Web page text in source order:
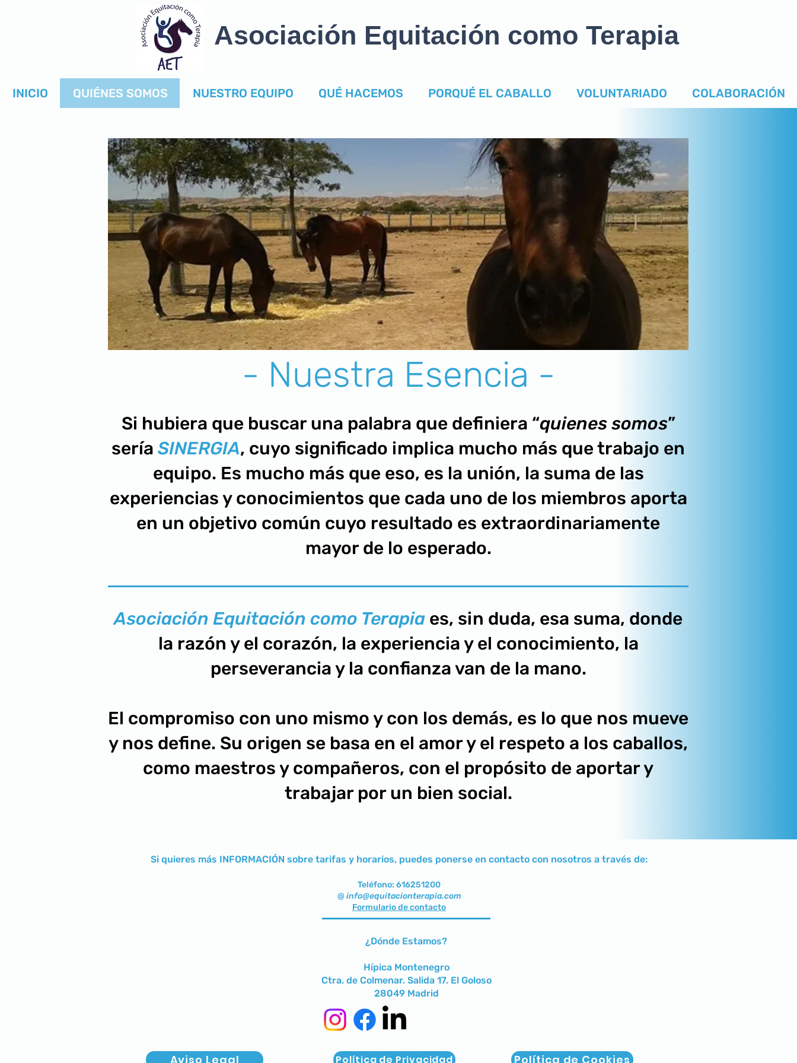
Asociación Equitación como Terapia
INICIO QUIÉNES SOMOS NUESTRO EQUIPO QUÉ HACEMOS PORQUÉ EL CABALLO VOLUNTARIADO COLABORACIÓN
- Nuestra Esencia -
Si hubiera que buscar una palabra que definiera “quienes somos”
sería SINERGIA, cuyo significado implica mucho más que trabajo en
equipo. Es mucho más que eso, es la unión, la suma de las
experiencias y conocimientos que cada uno de los miembros aporta
en un objetivo común cuyo resultado es extraordinariamente
mayor de lo esperado.
Asociación Equitación como Terapia es, sin duda, esa suma, donde
la razón y el corazón, la experiencia y el conocimiento, la
perseverancia y la confianza van de la mano.
El compromiso con uno mismo y con los demás, es lo que nos mueve
y nos define. Su origen se basa en el amor y el respeto a los caballos,
como maestros y compañeros, con el propósito de aportar y
trabajar por un bien social.
Si quieres más INFORMACIÓN sobre tarifas y horarios, puedes ponerse en contacto con nosotros a través de:
Teléfono: 616251200
@ info@equitacionterapia.com
Formulario de contacto
¿Dónde Estamos?
Hípica Montenegro
Ctra. de Colmenar. Salida 17. El Goloso
28049 Madrid
Aviso Legal Política de Privacidad Política de Cookies